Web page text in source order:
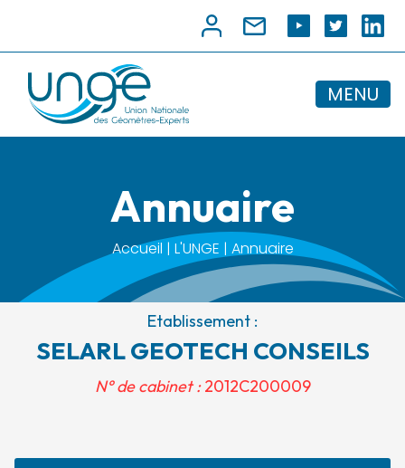
MENU
Annuaire
Accueil | L'UNGE | Annuaire
Etablissement :
SELARL GEOTECH CONSEILS
N° de cabinet :2012C200009